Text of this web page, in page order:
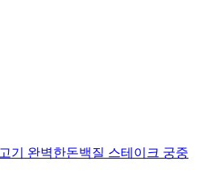
기 완벽한돈백질 스테이크 궁중